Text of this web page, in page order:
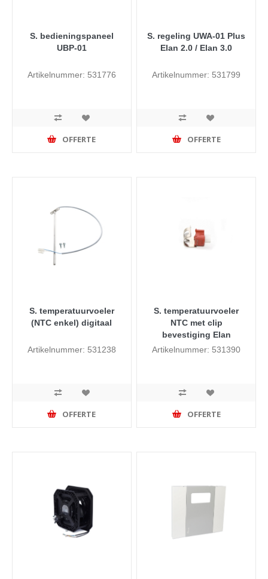
S. bedieningspaneel
UBP-01
Artikelnummer: 531776
OFFERTE
S. regeling UWA-01 Plus
Elan 2.0 / Elan 3.0
Artikelnummer: 531799
OFFERTE
S. temperatuurvoeler
(NTC enkel) digitaal
Artikelnummer: 531238
OFFERTE
S. temperatuurvoeler
NTC met clip
bevestiging Elan
Artikelnummer: 531390
OFFERTE